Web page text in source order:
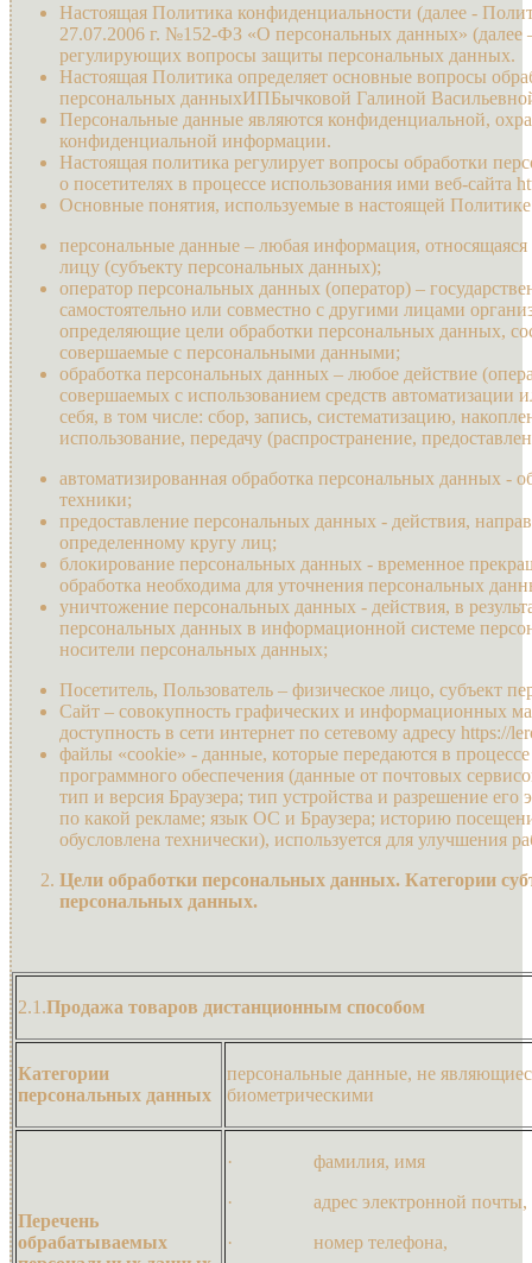
Настоящая Политика конфиденциальности (далее -
27.07.2006 г. №152-ФЗ «О персональных данных»
регулирующих вопросы защиты персональных данных.
Настоящая Политика определяет основные вопросы
персональных данныхИПБычковой Галиной
Персональные данные являются конфиденциальной,
конфиденциальной информации.
Настоящая политика регулирует вопросы обработки
о посетителях в процессе использования ими веб-сайта
Основные понятия, используемые в настоящей
персональные данные – любая информация,
лицу (субъекту персональных данных);
оператор персональных данных (оператор) –
самостоятельно или совместно с другими лицами
определяющие цели обработки персональных данных,
совершаемые с персональными данными;
обработка персональных данных – любое действие
совершаемых с использованием средств автоматизации
себя, в том числе: сбор, запись, систематизацию,
использование, передачу (распространение,
автоматизированная обработка персональных данных -
техники;
предоставление персональных данных - действия,
определенному кругу лиц;
блокирование персональных данных - временное
обработка необходима для уточнения персональных
уничтожение персональных данных - действия, в
персональных данных в информационной системе
носители персональных данных;
Посетитель, Пользователь – физическое лицо, субъект
Сайт – совокупность графических и информационных
доступность в сети интернет по сетевому адресу https://
файлы «cookie» - данные, которые передаются в
программного обеспечения (данные от почтовых
тип и версия Браузера; тип устройства и разрешение
по какой рекламе; язык ОС и Браузера; историю
обусловлена технически), используется для улучшения
Цели обработки персональных данных. Категории
персональных данных.
2.1.Продажа товаров дистанционным способом
Категории
персональных данных
персональные данные, не
биометрическими
Перечень
обрабатываемых
· фамилия, имя
· адрес электронной почты,
· номер телефона,